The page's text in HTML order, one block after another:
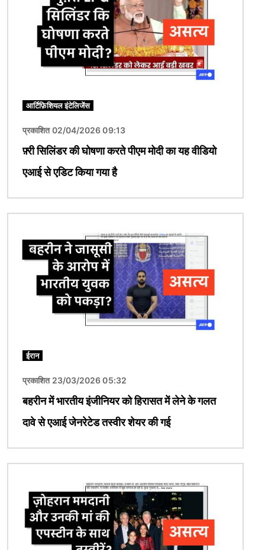
आर्टिफ़िशियल इंटेलिजेंस
प्रकाशित 02/04/2026 09:13
फ़्री सिलिंडर की घोषणा करते पीएम मोदी का यह वीडियो
एआई से एडिट किया गया है
ईरान
प्रकाशित 23/03/2026 05:32
बहरीन में भारतीय इंजीनियर को हिरासत में लेने के गलत
दावे से एआई जेनरेटेड तस्वीर शेयर की गई